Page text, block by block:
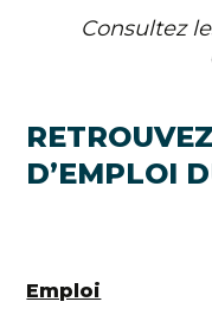
Consultez
D’EMPLOI
Emploi